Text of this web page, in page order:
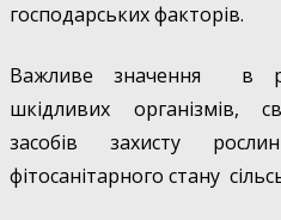
господарських факторів.
Важливе значення в
шкідливих організмів,
засобів захисту
фітосанітарного стану